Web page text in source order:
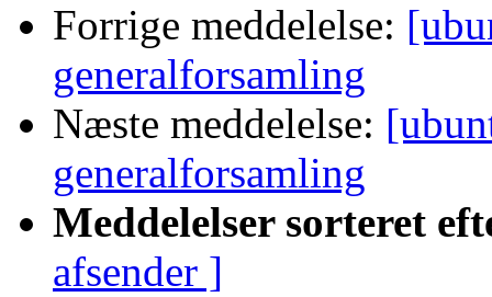
Forrige meddelelse:
generalforsamling
Næste meddelelse:
generalforsamling
Meddelelser sorteret
afsender ]